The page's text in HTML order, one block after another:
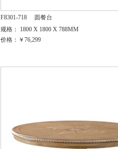
F8301-718
圆餐台
规格： 1800 X 1800 X 788MM
价格：￥76,299